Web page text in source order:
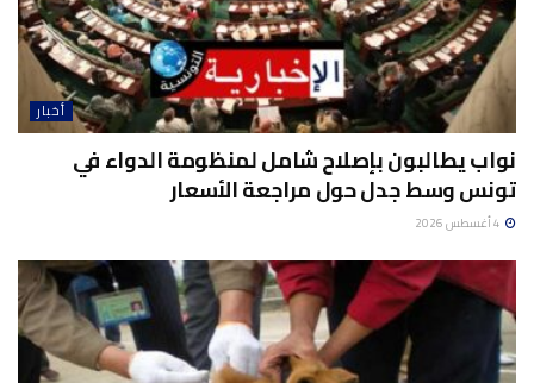
أخبار
نواب يطالبون بإصلاح شامل لمنظومة الدواء في
تونس وسط جدل حول مراجعة الأسعار